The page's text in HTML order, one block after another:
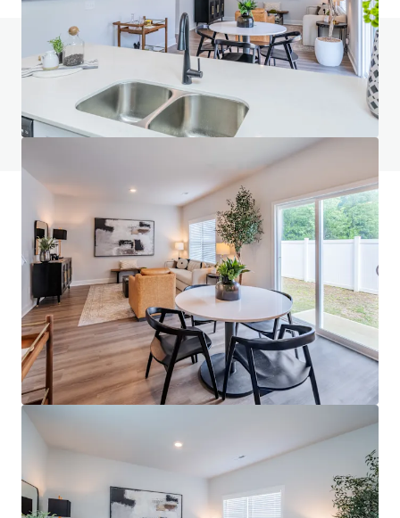
Vous avez des questions ? Consultez notre
page FAQ
Voir la page FAQ
Financement JLL
Nous nous associons aux investisseurs pour structurer un
financement plus intelligent et optimiser la performance
de leur portefeuille. Contactez notre équipe pour découvrir
une meilleure voie à suivre.
Dernière mise à jour May 4, 2026